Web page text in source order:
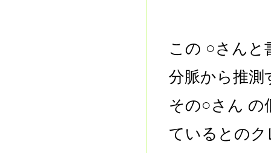
この ○さんと
分脈から推
その○さん の
ているとの